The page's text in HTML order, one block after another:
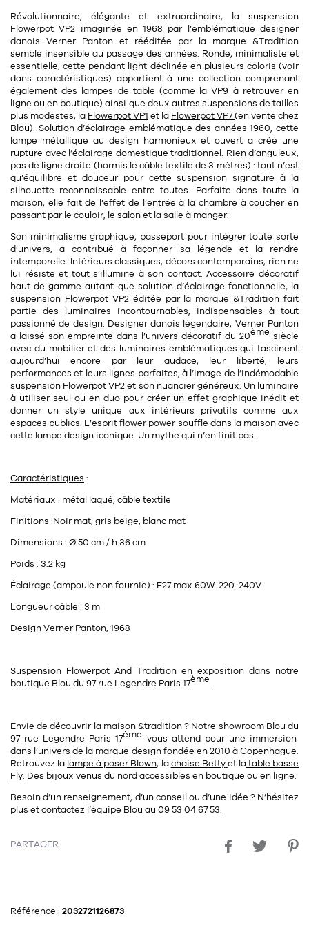
Boîte
Corbeille
Poubelle
Range document
Divers
textile132
Coussin
Literie
Plaid
Tapis
Rideau de douche
Divers
bougie35
Bougie
Bougeoirs
Divers
Rallonges
Table
Table basse
Tréteaux
Table d'appoint
pour le bureau 39
Chaises de bureau
Meuble à clapets
pour la chambre15
Commode
Chevet
Set de table
Tablier
Toile enduite au mètre
Torchon
sel et poivre14
divers25
objets ludiques11
Travail d'artiste
librairie1
Livre
Revue
Divers
Housse, étui, coque
Divers
décoration1
Vases
Révolutionnaire, élégante et extraordinaire, la suspension
Flowerpot VP2 imaginée en1968 par l’emblématique designer
danois Verner Panton et rééditée par la marque &Tradition
semble insensible au passage des années. Ronde, minimaliste et
essentielle, cette pendant light déclinée en plusieurs coloris (voir
dans caractéristiques) appartient à une collection comprenant
également des lampes de table (comme laVP9 à retrouver en
ligne ou en boutique) ainsi que deux autres suspensions de tailles
plus modestes, la Flowerpot VP1 et la Flowerpot VP7(en vente chez
Blou). Solution d’éclairage emblématique des années 1960, cette
lampe métallique au design harmonieux et ouvert a créé une
rupture avec l’éclairage domestique traditionnel. Rien d’anguleux,
pas de ligne droite (hormis le câble textile de 3 mètres) : tout n’est
qu’équilibre et douceur pour cette suspension signature à la
silhouette reconnaissable entre toutes. Parfaite dans toute la
maison, elle fait de l’effet de l’entrée à la chambre à coucher en
passant par le couloir, le salon et la salle à manger.
Son minimalisme graphique, passeport pour intégrer toute sorte
d’univers, a contribué à façonner sa légende et la rendre
intemporelle. Intérieurs classiques, décors contemporains, rien ne
lui résiste et tout s’illumine à son contact. Accessoire décoratif
haut de gamme autant que solution d’éclairage fonctionnelle, la
suspension Flowerpot VP2 éditée par la marque &Tradition fait
partie des luminaires incontournables, indispensables à tout
passionné de design. Designer danois légendaire, Verner Panton
a laissé son empreinte dans l’univers décoratif du 20ème siècle
avec du mobilier et des luminaires emblématiques qui fascinent
aujourd’hui encore par leur audace, leur liberté, leurs
performances et leurs lignes parfaites, à l’image de l’indémodable
suspension Flowerpot VP2 et son nuancier généreux. Un luminaire
à utiliser seul ou en duo pour créer un effet graphique inédit et
donner un style unique aux intérieurs privatifs comme aux
espaces publics. L’espritflower powersouffle dans la maison avec
cette lampe design iconique. Un mythe qui n’en finit pas.
Caractéristiques :
Matériaux : métal laqué, câble textile
Finitions :Noir mat, gris beige, blanc mat
Dimensions : Ø 50 cm / h 36 cm
Poids : 3.2 kg
Éclairage (ampoule non fournie) : E27 max 60W 220-240V
Longueur câble : 3 m
Design Verner Panton, 1968
Suspension Flowerpot And Tradition en exposition dans notre
boutique Blou du 97 rue Legendre Paris 17ème.
Envie de découvrir la maison &tradition ? Notre showroom Blou du
97 rue Legendre Paris 17ème vous attend pour une immersion
dans l’univers de la marque design fondée en 2010 à Copenhague.
Retrouvez la lampe à poser Blown, lachaise Bettyet latable basse
Fly. Des bijoux venus du nord accessibles en boutique ou en ligne.
Besoin d’un renseignement, d’un conseil ou d’une idée ? N’hésitez
plus et contactez l’équipe Blou au 09 53 04 67 53.
PARTAGER
Référence : 2032721126873